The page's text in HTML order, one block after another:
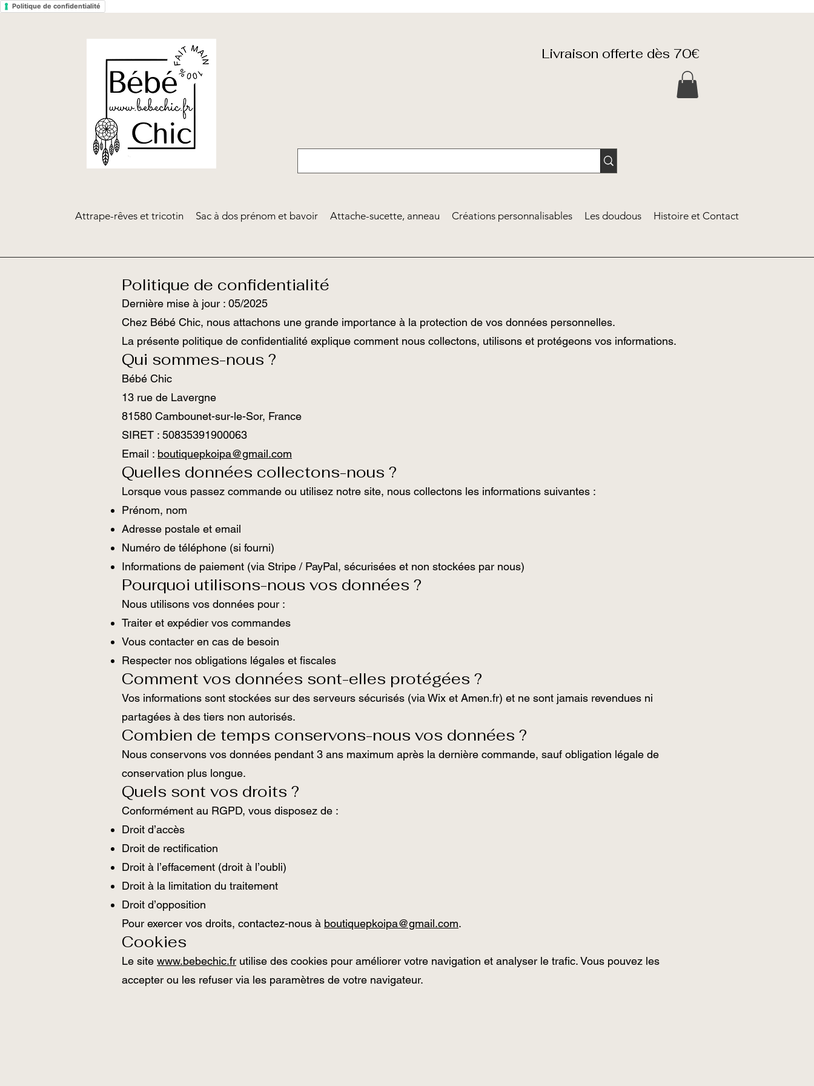
Politique de confidentialité
Livraison offerte dès 70€
Attrape-rêves et tricotin Sac à dos prénom et bavoir Attache-sucette, anneau Créations personnalisables Les doudous Histoire et Contact
Politique de confidentialité
Dernière mise à jour : 05/2025
Chez Bébé Chic, nous attachons une grande importance à la protection de vos données personnelles.
La présente politique de confidentialité explique comment nous collectons, utilisons et protégeons vos informations.
Qui sommes-nous ?
Bébé Chic
13 rue de Lavergne
81580 Cambounet-sur-le-Sor, France
SIRET : 50835391900063
Email : boutiquepkoipa@gmail.com
Quelles données collectons-nous ?
Lorsque vous passez commande ou utilisez notre site, nous collectons les informations suivantes :
Prénom, nom
Adresse postale et email
Numéro de téléphone (si fourni)
Informations de paiement (via Stripe / PayPal, sécurisées et non stockées par nous)
Pourquoi utilisons-nous vos données ?
Nous utilisons vos données pour :
Traiter et expédier vos commandes
Vous contacter en cas de besoin
Respecter nos obligations légales et fiscales
Comment vos données sont-elles protégées ?
Vos informations sont stockées sur des serveurs sécurisés (via Wix et Amen.fr) et ne sont jamais revendues ni
partagées à des tiers non autorisés.
Combien de temps conservons-nous vos données ?
Nous conservons vos données pendant 3 ans maximum après la dernière commande, sauf obligation légale de
conservation plus longue.
Quels sont vos droits ?
Conformément au RGPD, vous disposez de :
Droit d’accès
Droit de rectification
Droit à l’effacement (droit à l’oubli)
Droit à la limitation du traitement
Droit d’opposition
Pour exercer vos droits, contactez-nous à boutiquepkoipa@gmail.com.
Cookies
Le site www.bebechic.fr utilise des cookies pour améliorer votre navigation et analyser le trafic. Vous pouvez les
accepter ou les refuser via les paramètres de votre navigateur.